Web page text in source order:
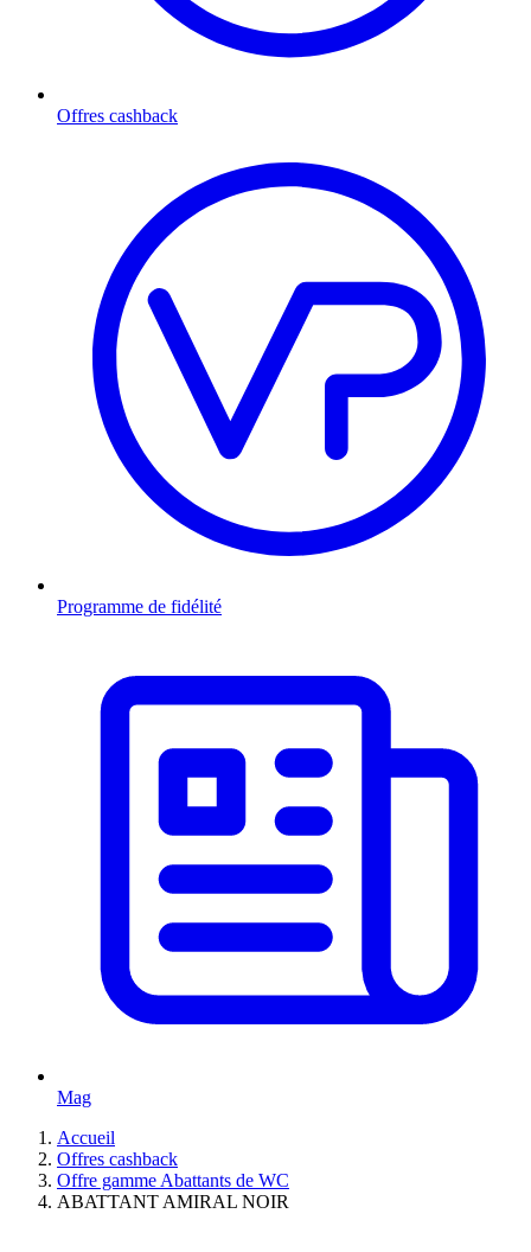
Offres cashback
Programme de fidélité
Mag
Accueil
Offres cashback
Offre gamme Abattants de WC
ABATTANT AMIRAL NOIR